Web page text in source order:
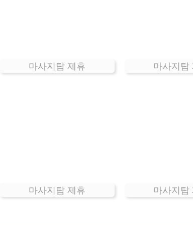
마사지탑 제휴 마사지탑
마사지탑 제휴 마사지탑